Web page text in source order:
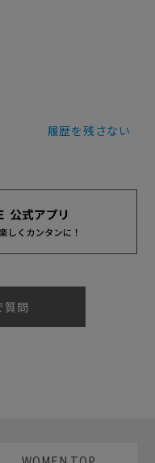
履歴を残さない
質問